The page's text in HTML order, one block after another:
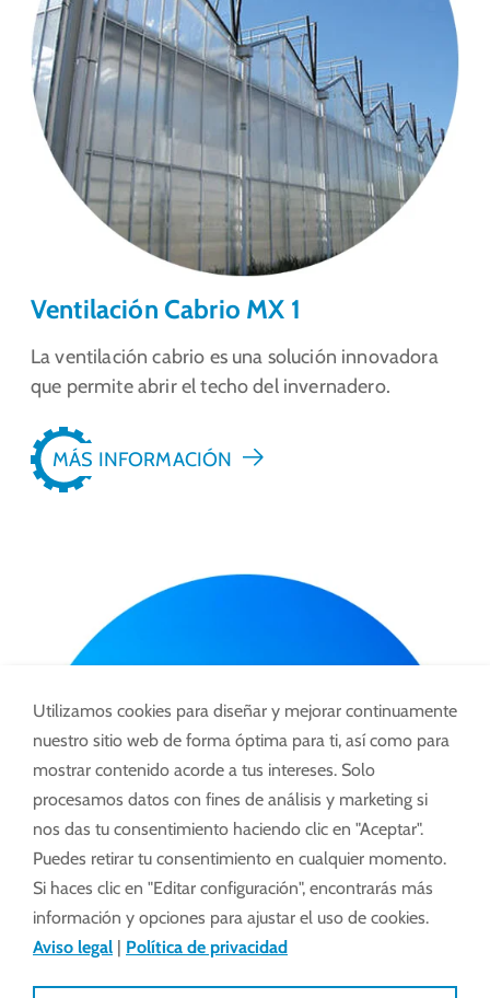
Ventilación Cabrio MX 1
La ventilación cabrio es una solución innovadora
que permite abrir el techo del invernadero.
MÁS INFORMACIÓN
Utilizamos cookies para diseñar y mejorar continuamente
nuestro sitio web de forma óptima para ti, así como para
mostrar contenido acorde a tus intereses. Solo
procesamos datos con fines de análisis y marketing si
nos das tu consentimiento haciendo clic en "Aceptar".
Puedes retirar tu consentimiento en cualquier momento.
Si haces clic en "Editar configuración", encontrarás más
información y opciones para ajustar el uso de cookies.
Aviso legal | Política de privacidad